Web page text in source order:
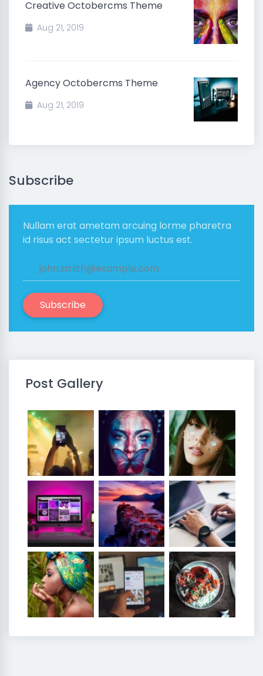
Creative Octobercms Theme
Aug 21, 2019
Agency Octobercms Theme
Aug 21, 2019
Subscribe
Nullam erat ametam arcuing lorme pharetra
id risus act sectetur ipsum luctus est.
Subscribe
Post Gallery